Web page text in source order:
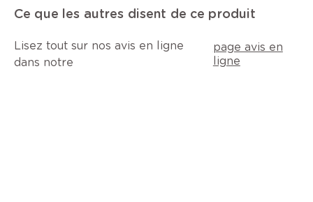
Ce que les autres disent de ce produit
Lisez tout sur nos avis en ligne
dans notre
page avis en
ligne